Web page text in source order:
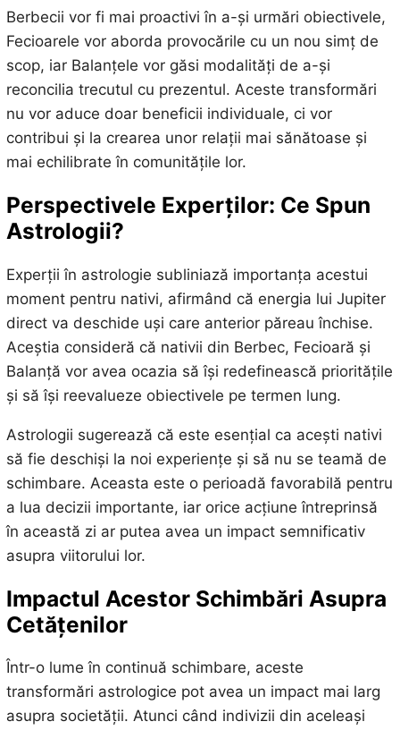
Berbecii vor fi mai proactivi în a-și urmări obiectivele,
Fecioarele vor aborda provocările cu un nou simț de
scop, iar Balanțele vor găsi modalități de a-și
reconcilia trecutul cu prezentul. Aceste transformări
nu vor aduce doar beneficii individuale, ci vor
contribui și la crearea unor relații mai sănătoase și
mai echilibrate în comunitățile lor.
Perspectivele Experților: Ce Spun
Astrologii?
Experții în astrologie subliniază importanța acestui
moment pentru nativi, afirmând că energia lui Jupiter
direct va deschide uși care anterior păreau închise.
Aceștia consideră că nativii din Berbec, Fecioară și
Balanță vor avea ocazia să își redefinească prioritățile
și să își reevalueze obiectivele pe termen lung.
Astrologii sugerează că este esențial ca acești nativi
să fie deschiși la noi experiențe și să nu se teamă de
schimbare. Aceasta este o perioadă favorabilă pentru
a lua decizii importante, iar orice acțiune întreprinsă
în această zi ar putea avea un impact semnificativ
asupra viitorului lor.
Impactul Acestor Schimbări Asupra
Cetățenilor
Într-o lume în continuă schimbare, aceste
transformări astrologice pot avea un impact mai larg
asupra societății. Atunci când indivizii din aceleași